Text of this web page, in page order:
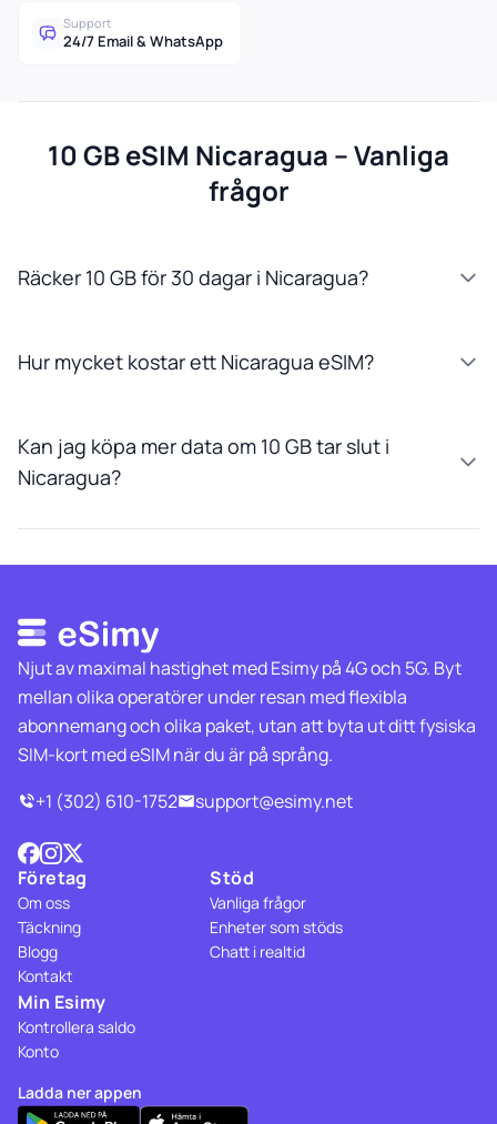
Support
24/7 Email & WhatsApp
10 GB eSIM Nicaragua – Vanliga
frågor
Räcker 10 GB för 30 dagar i Nicaragua?
Hur mycket kostar ett Nicaragua eSIM?
Kan jag köpa mer data om 10 GB tar slut i
Nicaragua?
Njut av maximal hastighet med Esimy på 4G och 5G. Byt
mellan olika operatörer under resan med flexibla
abonnemang och olika paket, utan att byta ut ditt fysiska
SIM-kort med eSIM när du är på språng.
+1 (302) 610-1752
support@esimy.net
Företag
Om oss
Täckning
Blogg
Kontakt
Stöd
Vanliga frågor
Enheter som stöds
Chatt i realtid
Min Esimy
Kontrollera saldo
Konto
Ladda ner appen